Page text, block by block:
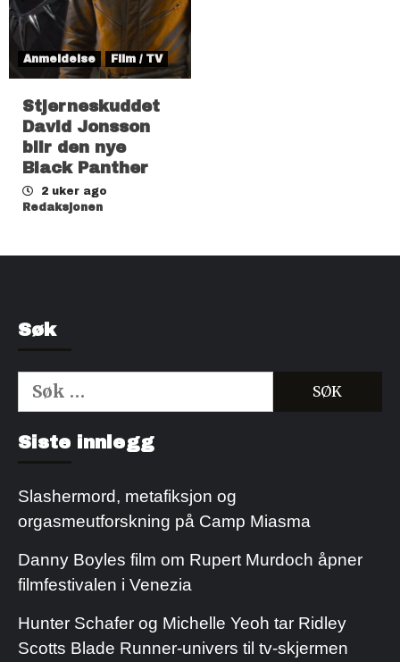
Anmeldelse Film / TV
Stjerneskuddet
David Jonsson
blir den nye
Black Panther
2 uker ago
Redaksjonen
Søk
Søk
etter:
Siste innlegg
Slashermord, metafiksjon og
orgasmeutforskning på Camp Miasma
Danny Boyles film om Rupert Murdoch åpner
filmfestivalen i Venezia
Hunter Schafer og Michelle Yeoh tar Ridley
Scotts Blade Runner-univers til tv-skjermen